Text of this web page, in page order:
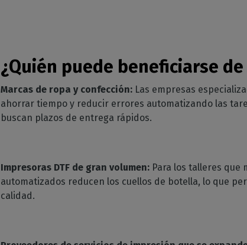
¿Quién puede beneficiarse
Marcas de ropa y confección: Las empresas
ahorrar tiempo y reducir errores automatizando las
buscan plazos de entrega rápidos.
Impresoras DTF de gran volumen: Para los talleres que
automatizados reducen los cuellos de botella, lo que
calidad.